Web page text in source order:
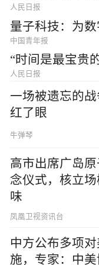
人民日报
量子科技：为
中国青年报
“时间是最宝贵
人民日报
一场被遗忘的
红了眼
牛弹琴
高市出席广岛
念仪式，核立
味
凤凰卫视资讯台
中方公布多项
施，专家：中